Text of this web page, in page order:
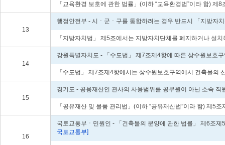
「교육환경 보호에 관한 법률」(이하 “교육환경법”이라 함)
13
행정안전부 - 시ㆍ군ㆍ구를 통합하려는 경우 반드시 「지방자
「지방자치법」 제5조에서는 지방자치단체를 폐지하거나 설
14
강원특별자치도 - 「수도법」 제7조제4항에 따른 상수원보호
「수도법」 제7조제4항에서는 상수원보호구역에서 건축물의
15
경기도 - 공용재산인 관사의 사용범위를 공무원이 아닌 소속
「공유재산 및 물품 관리법」(이하 “공유재산법”이라 함) 제5
16
국토교통부ㆍ민원인 - 「건축물의 분양에 관한 법률」 제6조
국토교통부]